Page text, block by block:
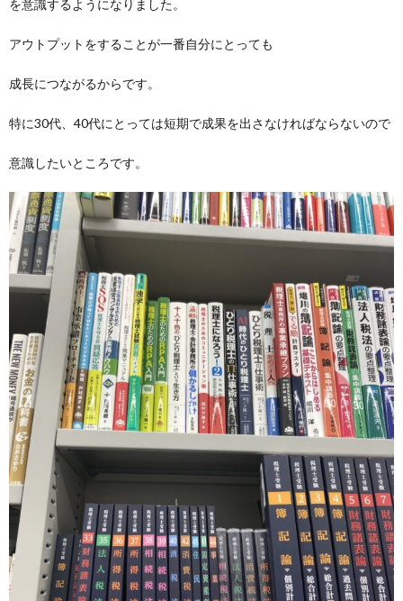
を意識するようになりました。
アウトプットをすることが一番自分にとっても
成長につながるからです。
特に30代、40代にとっては短期で成果を出さなければならないので
意識したいところです。